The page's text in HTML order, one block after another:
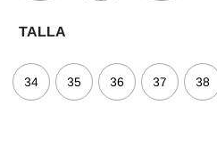
TALLA
34 35 36 37 38